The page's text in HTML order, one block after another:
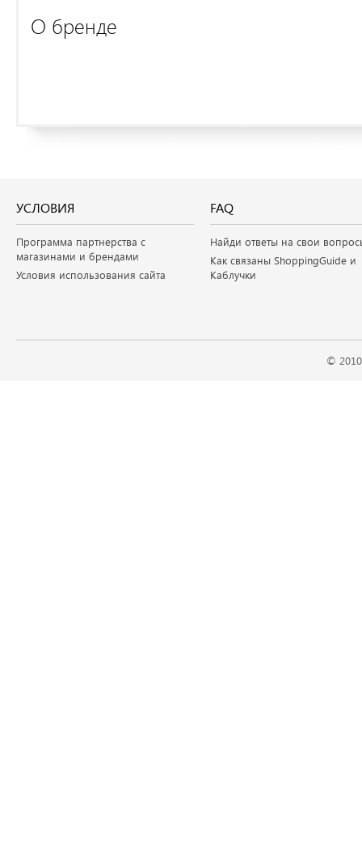
О бренде
УСЛОВИЯ
Программа партнерства с
магазинами и брендами
Условия использования сайта
FAQ
Найди ответы на свои
Как связаны ShoppingGuide и
Каблучки
©